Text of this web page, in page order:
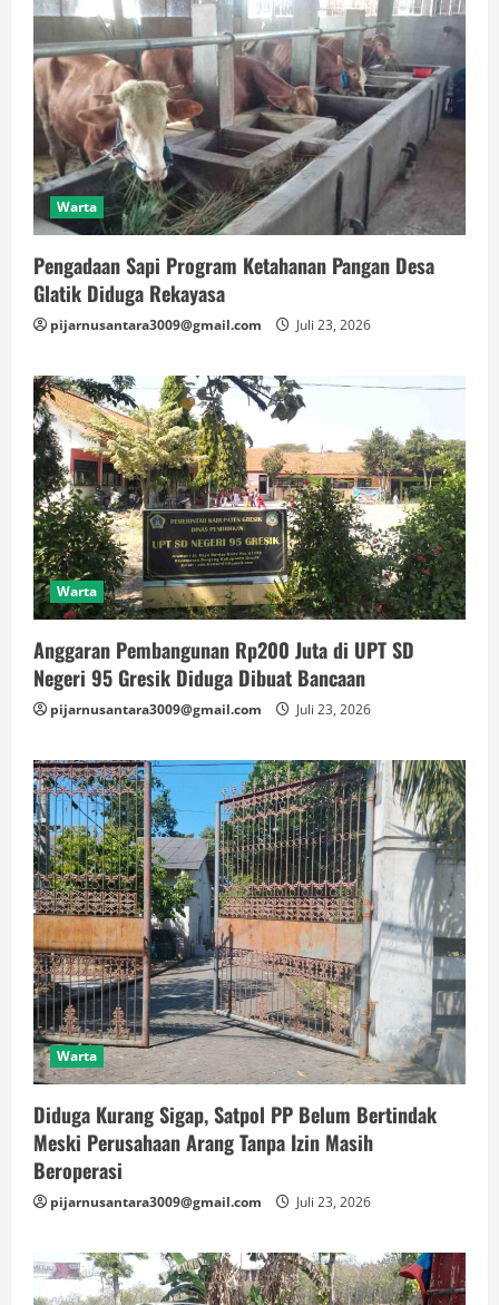
Warta
Pengadaan Sapi Program Ketahanan Pangan Desa
Glatik Diduga Rekayasa
pijarnusantara3009@gmail.com Juli 23, 2026
Warta
Anggaran Pembangunan Rp200 Juta di UPT SD
Negeri 95 Gresik Diduga Dibuat Bancaan
pijarnusantara3009@gmail.com Juli 23, 2026
Warta
Diduga Kurang Sigap, Satpol PP Belum Bertindak
Meski Perusahaan Arang Tanpa Izin Masih
Beroperasi
pijarnusantara3009@gmail.com Juli 23, 2026